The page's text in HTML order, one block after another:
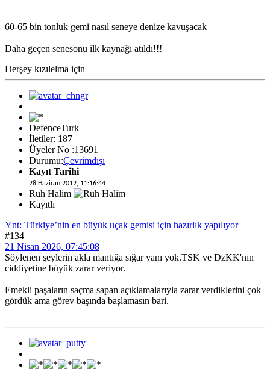
60-65 bin tonluk gemi nasıl seneye denize kavuşacak
Daha geçen senesonu ilk kaynağı atıldı!!!
Herşey kızılelma için
DefenceTurk
İletiler: 187
Üyeler No :13691
Durumu:Çevrimdışı
Kayıt Tarihi
28 Haziran 2012, 11:16:44
Ruh Halim
Kayıtlı
Ynt: Türkiye’nin en büyük uçak gemisi için hazırlık yapılıyor
#134
21 Nisan 2026, 07:45:08
Söylenen şeylerin akla mantığa sığar yanı yok.TSK ve DzKK'nın
ciddiyetine büyük zarar veriyor.
Emekli paşaların saçma sapan açıklamalarıyla zarar verdiklerini çok
gördük ama görev başında başlamasın bari.